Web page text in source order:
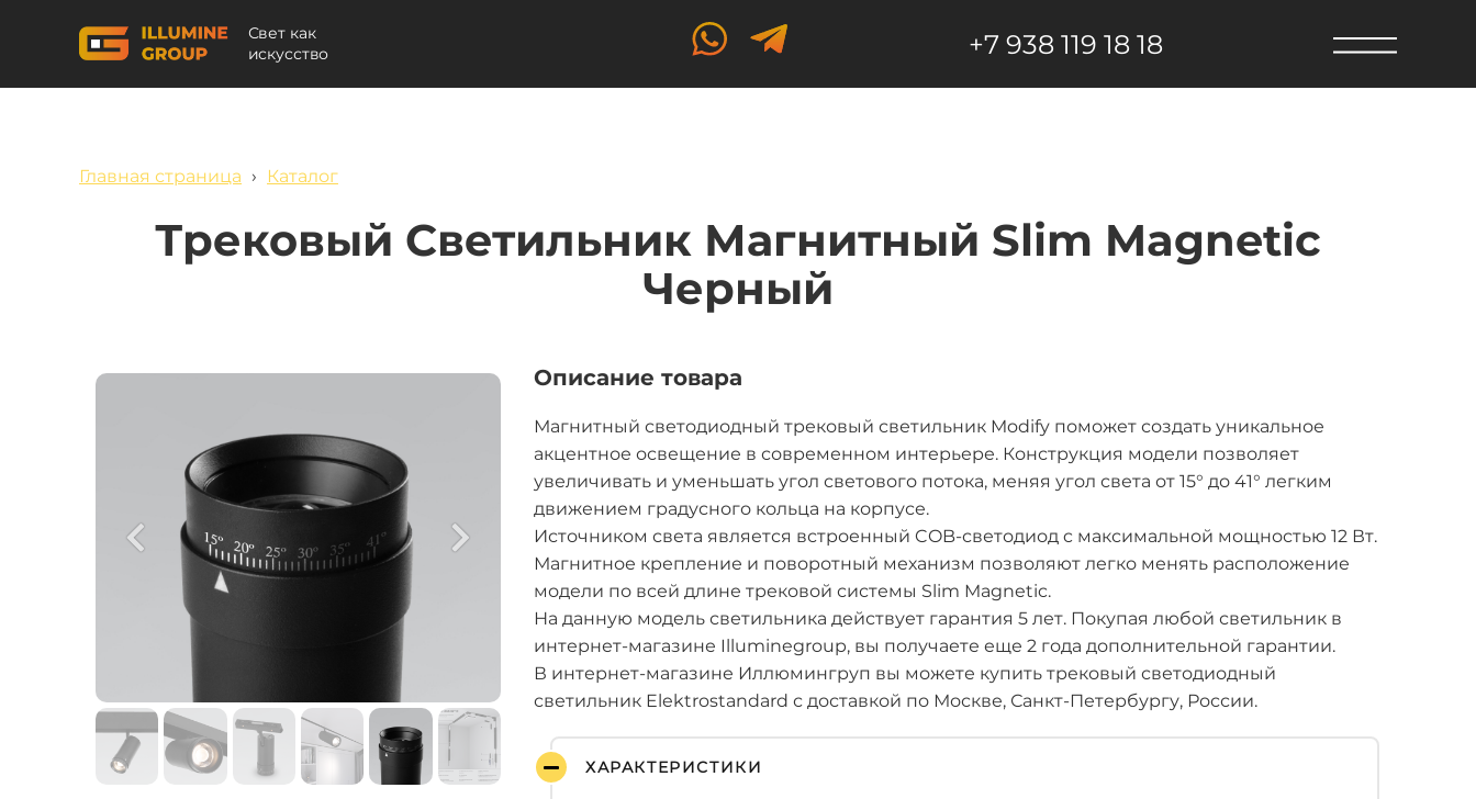
Свет как
искусство
+7 938 119 18 18
Главная страница › Каталог
Трековый Светильник Магнитный Slim Magnetic
Черный
Описание товара
Магнитный светодиодный трековый светильник Modify поможет создать уникальное
акцентное освещение в современном интерьере. Конструкция модели позволяет
увеличивать и уменьшать угол светового потока, меняя угол света от 15° до 41° легким
движением градусного кольца на корпусе.
Источником света является встроенный COB-светодиод c максимальной мощностью 12 Вт.
Магнитное крепление и поворотный механизм позволяют легко менять расположение
модели по всей длине трековой системы Slim Magnetic.
На данную модель светильника действует гарантия 5 лет. Покупая любой светильник в
интернет-магазине Illuminegroup, вы получаете еще 2 года дополнительной гарантии.
В интернет-магазине Иллюмингруп вы можете купить трековый светодиодный
светильник Elektrostandard с доставкой по Москве, Санкт-Петербургу, России.
ХАРАКТЕРИСТИКИ